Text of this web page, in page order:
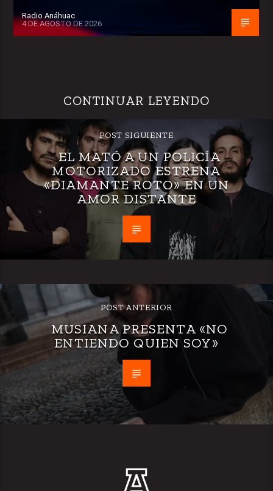
Radio Anáhuac
4 DE AGOSTO DE 2026
CONTINUAR LEYENDO
POST SIGUIENTE
EL MATÓ A UN POLICÍA
MOTORIZADO ESTRENA
«DIAMANTE ROTO» EN UN
AMOR DISTANTE
POST ANTERIOR
MUSIANA PRESENTA «NO
ENTIENDO QUIEN SOY»